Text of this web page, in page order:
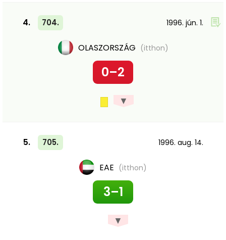
4. 704. 1996. jún. 1.
OLASZORSZÁG (itthon)
0–2
▼
5. 705. 1996. aug. 14.
EAE (itthon)
3–1
▼